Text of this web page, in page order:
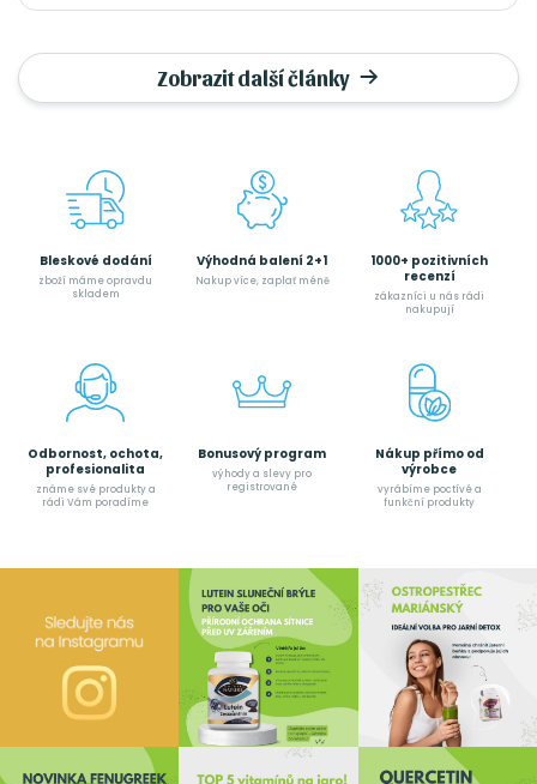
Zobrazit další články
Bleskové dodání
zboží máme opravdu
skladem
Výhodná balení 2+1
Nakup více, zaplať méně
1000+ pozitivních
recenzí
zákazníci u nás rádi
nakupují
Odbornost, ochota,
profesionalita
známe své produkty a
rádi Vám poradíme
Bonusový program
výhody a slevy pro
registrované
Nákup přímo od
výrobce
vyrábíme poctívé a
funkční produkty